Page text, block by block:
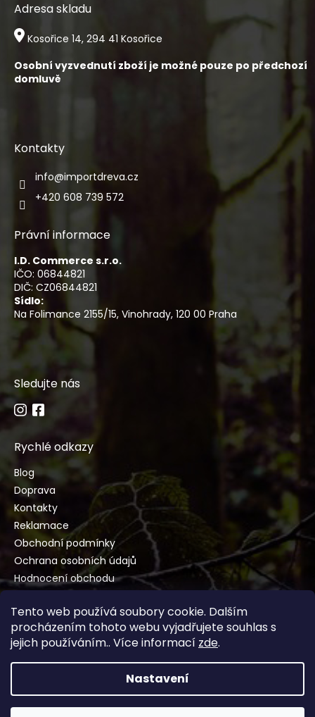
Tento web používá soubory cookie. Dalším
procházením tohoto webu vyjadřujete souhlas s
jejich používáním.. Více informací zde.
Nastavení
Adresa skladu
Kosořice 14, 294 41 Kosořice
Osobní vyzvednutí zboží je možné pouze po předchozí
domluvě
Kontakty
info@importdreva.cz
+420 608 739 572
Právní informace
I.D. Commerce s.r.o.
IČO: 06844821
DIČ: CZ06844821
Sídlo:
Na Folimance 2155/15, Vinohrady, 120 00 Praha
Sledujte nás
Rychlé odkazy
Blog
Doprava
Kontakty
Reklamace
Obchodní podmínky
Ochrana osobních údajů
Hodnocení obchodu
Vytvořil Shoptet
Copyright 2026ImportDreva.cz. Všechna práva